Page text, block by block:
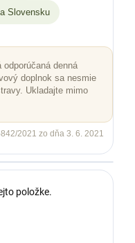
Slovensku
odporúčaná denná
doplnok sa nesmie
Ukladajte mimo
2021 zo dňa 3. 6. 2021
položke.